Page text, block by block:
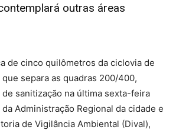
outras áreas
de cinco quilômetros da ciclovia de
separa as quadras 200/400,
de sanitização na última sexta-feira
Administração Regional da cidade e
de Vigilância Ambiental (Dival),